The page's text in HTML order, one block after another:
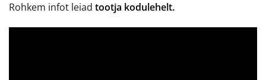
Rohkem infot leiad tootja kodulehelt.